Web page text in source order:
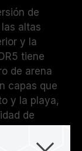
de
altas
y la
tiene
de arena
capas que
y la playa,
de
su